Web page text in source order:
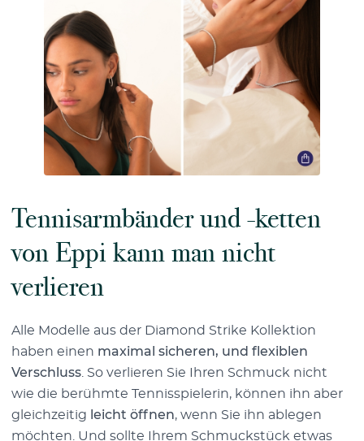
Tennisarmbänder und -ketten
von Eppi kann man nicht
verlieren
Alle Modelle aus der Diamond Strike Kollektion
haben einen maximal sicheren, und flexiblen
Verschluss . So verlieren Sie Ihren Schmuck nicht
wie die berühmte Tennisspielerin, können ihn aber
gleichzeitig leicht öffnen, wenn Sie ihn ablegen
möchten. Und sollte Ihrem Schmuckstück etwas